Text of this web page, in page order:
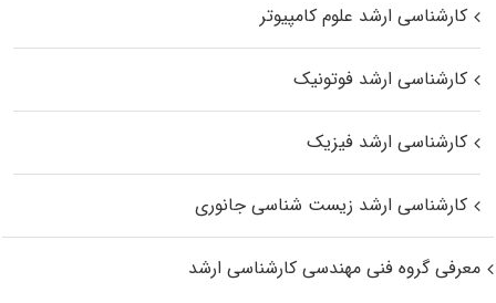
کارشناسی ارشد علوم کامپیوتر
کارشناسی ارشد فوتونیک
کارشناسی ارشد فیزیک
کارشناسی ارشد زیست‌ شناسی جانوری
معرفی گروه فنی مهندسی کارشناسی ارشد